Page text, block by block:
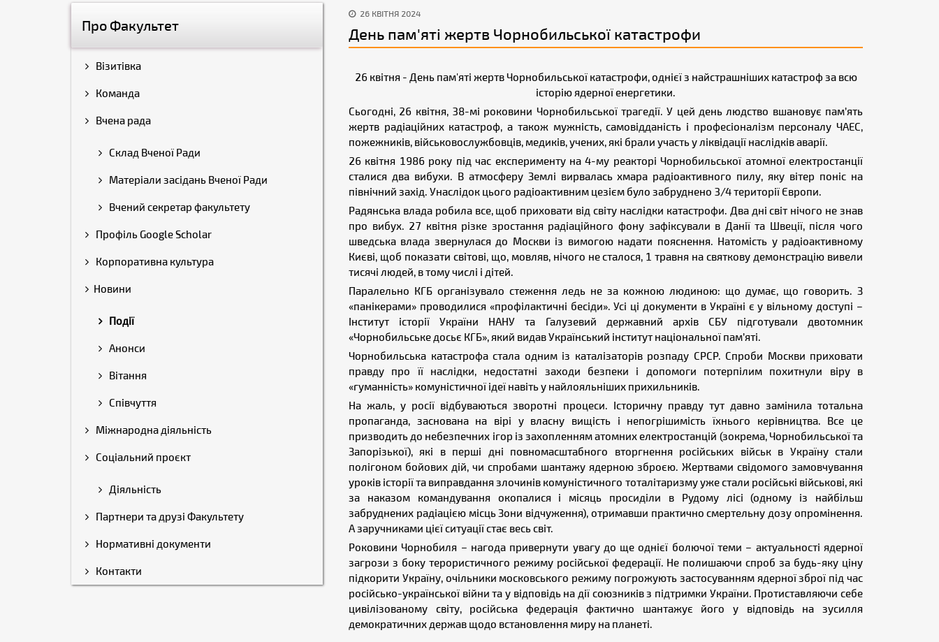
Про Факультет
Візитівка
Команда
Вчена рада
Склад Вченої Ради
Матеріали засідань Вченої Ради
Вчений секретар факультету
Профіль Google Scholar
Корпоративна культура
Новини
Події
Анонси
Вітання
Співчуття
Міжнародна діяльність
Соціальний проєкт
Діяльність
Партнери та друзі Факультету
Нормативні документи
Контакти
26 КВІТНЯ 2024
День пам'яті жертв Чорнобильської катастрофи
26 квітня - День пам'яті жертв Чорнобильської катастрофи, однієї з найстрашніших катастроф за всю
історію ядерної енергетики.
Сьогодні, 26 квітня, 38-мі роковини Чорнобильської трагедії. У цей день людство вшановує пам’ять
жертв радіаційних катастроф, а також мужність, самовідданість і професіоналізм персоналу ЧАЕС,
пожежників, військовослужбовців, медиків, учених, які брали участь у ліквідації наслідків аварії.
26 квітня 1986 року під час експерименту на 4-му реакторі Чорнобильської атомної електростанції
сталися два вибухи. В атмосферу Землі вирвалась хмара радіоактивного пилу, яку вітер поніс на
північний захід. Унаслідок цього радіоактивним цезієм було забруднено 3/4 території Європи.
Радянська влада робила все, щоб приховати від світу наслідки катастрофи. Два дні світ нічого не знав
про вибух. 27 квітня різке зростання радіаційного фону зафіксували в Данії та Швеції, після чого
шведська влада звернулася до Москви із вимогою надати пояснення. Натомість у радіоактивному
Києві, щоб показати світові, що, мовляв, нічого не сталося, 1 травня на святкову демонстрацію вивели
тисячі людей, в тому числі і дітей.
Паралельно КГБ організувало стеження ледь не за кожною людиною: що думає, що говорить. З
«панікерами» проводилися «профілактичні бесіди». Усі ці документи в Україні є у вільному доступі –
Інститут історії України НАНУ та Галузевий державний архів СБУ підготували двотомник
«Чорнобильське досьє КГБ», який видав Український інститут національної пам’яті.
Чорнобильська катастрофа стала одним із каталізаторів розпаду СРСР. Спроби Москви приховати
правду про її наслідки, недостатні заходи безпеки і допомоги потерпілим похитнули віру в
«гуманність» комуністичної ідеї навіть у найлояльніших прихильників.
На жаль, у росії відбуваються зворотні процеси. Історичну правду тут давно замінила тотальна
пропаганда, заснована на вірі у власну вищість і непогрішимість їхнього керівництва. Все це
призводить до небезпечних ігор із захопленням атомних електростанцій (зокрема, Чорнобильської та
Запорізької), які в перші дні повномасштабного вторгнення російських військ в Україну стали
полігоном бойових дій, чи спробами шантажу ядерною зброєю. Жертвами свідомого замовчування
уроків історії та виправдання злочинів комуністичного тоталітаризму уже стали російські військові, які
за наказом командування окопалися і місяць просиділи в Рудому лісі (одному із найбільш
забруднених радіацією місць Зони відчуження), отримавши практично смертельну дозу опромінення.
А заручниками цієї ситуації стає весь світ.
Роковини Чорнобиля – нагода привернути увагу до ще однієї болючої теми – актуальності ядерної
загрози з боку терористичного режиму російської федерації. Не полишаючи спроб за будь-яку ціну
підкорити Україну, очільники московського режиму погрожують застосуванням ядерної зброї під час
російсько-української війни та у відповідь на дії союзників з підтримки України. Протиставляючи себе
цивілізованому світу, російська федерація фактично шантажує його у відповідь на зусилля
демократичних держав щодо встановлення миру на планеті.